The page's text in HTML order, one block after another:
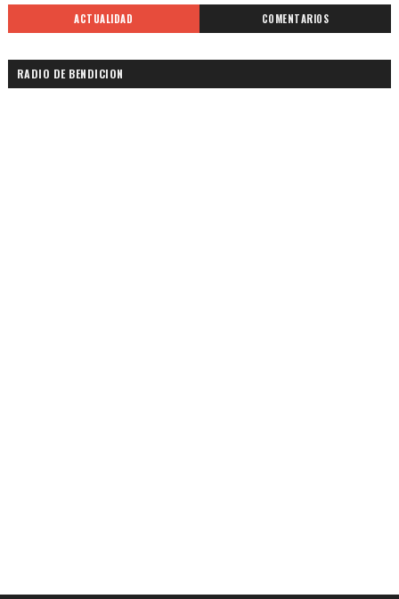
ACTUALIDAD COMENTARIOS
RADIO DE BENDICION